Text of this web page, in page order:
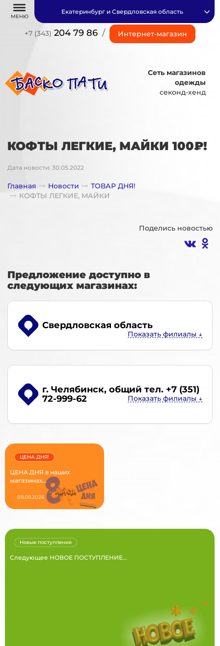
МЕНЮ
+7 (343) 204 79 86 / Интернет-магазин
Екатеринбург и Свердловская область
Сеть магазинов
одежды
секонд-хенд
КОФТЫ ЛЕГКИЕ, МАЙКИ 100₽!
Дата новости: 30.05.2022
Главная Новости
ТОВАР ДНЯ!
КОФТЫ ЛЕГКИЕ, МАЙКИ
Поделись новостью
Предложение доступно в
следующих магазинах:
Свердловская область
г. Челябинск, общий тел. +7 (351)
72-999-62
ЦЕНА ДНЯ в наших
магазинах...
ЦЕНА ДНЯ!
08.08.2026
Следующее НОВОЕ ПОСТУПЛЕНИЕ...
Новые поступления